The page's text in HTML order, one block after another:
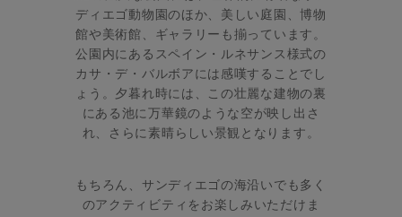
ディエゴ動物園のほか、美しい庭園、博物
館や美術館、ギャラリーも揃っています。
公園内にあるスペイン・ルネサンス様式の
カサ・デ・バルボアには感嘆することでし
ょう。夕暮れ時には、この壮麗な建物の裏
にある池に万華鏡のような空が映し出さ
れ、さらに素晴らしい景観となります。
もちろん、サンディエゴの海沿いでも多く
のアクティビティをお楽しみいただけま